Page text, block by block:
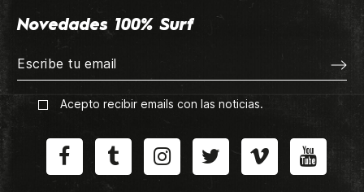
Novedades 100% Surf
Acepto recibir emails con las noticias.